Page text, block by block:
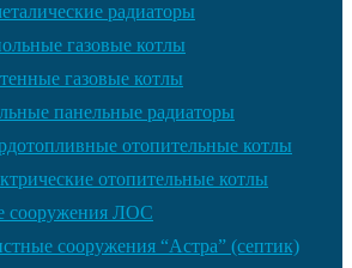
радиаторы
газовые котлы
газовые котлы
панельные радиаторы
отопительные котлы
отопительные котлы
сооружения ЛОС
сооружения “Астра” (септик)